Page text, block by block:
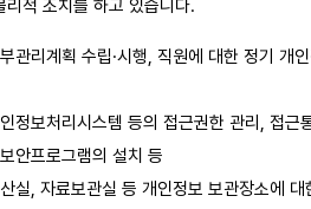
리적 조치를 하고 있습니다.
관리계획 수립·시행, 직원에 대한 정기 개
정보처리시스템 등의 접근권한 관리, 접근
안프로그램의 설치 등
실, 자료보관실 등 개인정보 보관장소에 대